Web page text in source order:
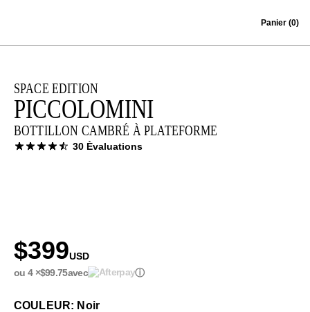
Panier (0)
SPACE EDITION
PICCOLOMINI
BOTTILLON CAMBRÉ À PLATEFORME
30 Èvaluations
$399USD
ou 4 ×$99.75avec ⓘ
COULEUR: Noir